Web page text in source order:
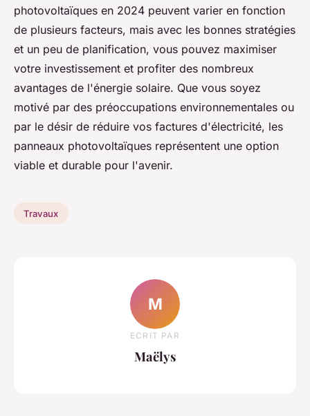
photovoltaïques en 2024 peuvent varier en fonction
de plusieurs facteurs, mais avec les bonnes stratégies
et un peu de planification, vous pouvez maximiser
votre investissement et profiter des nombreux
avantages de l'énergie solaire. Que vous soyez
motivé par des préoccupations environnementales ou
par le désir de réduire vos factures d'électricité, les
panneaux photovoltaïques représentent une option
viable et durable pour l'avenir.
Travaux
M
ECRIT PAR
Maëlys